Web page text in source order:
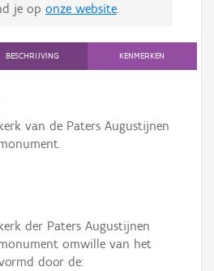
je op onze website.
BESCHRIJVING KENMERKEN
van de Paters Augustijnen
der Paters Augustijnen
omwille van het
door de: